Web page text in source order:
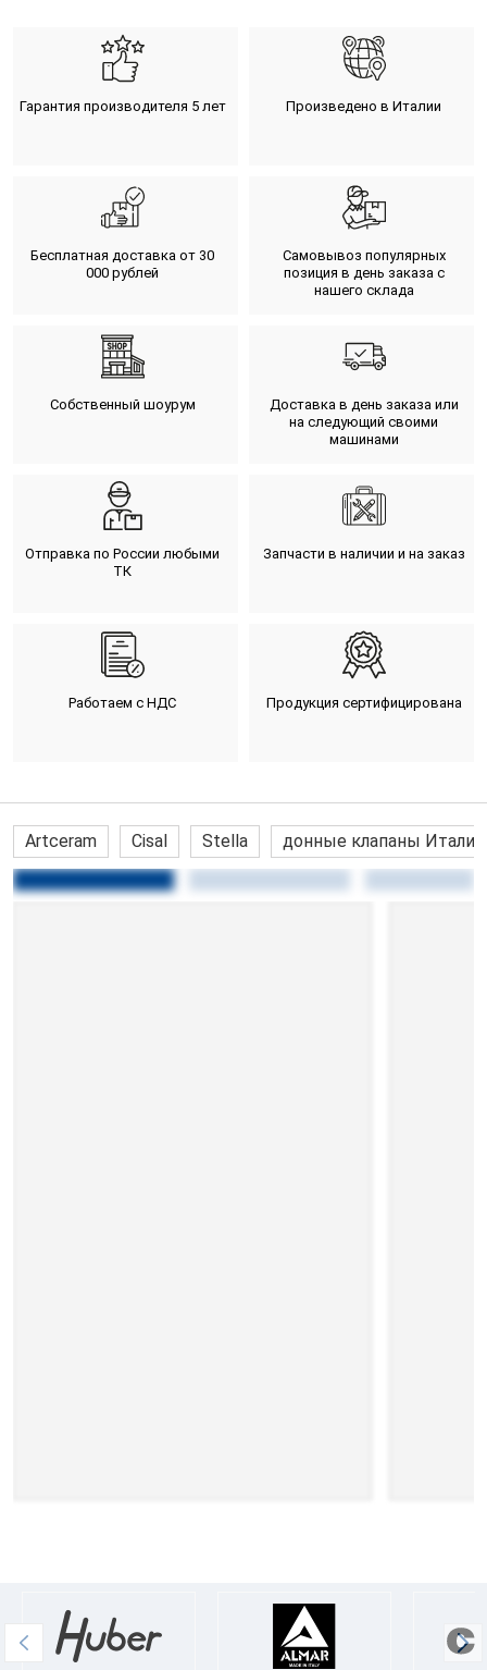
Гарантия производителя 5 лет Произведено в Италии
Бесплатная доставка от 30
000 рублей
Самовывоз популярных
позиция в день заказа с
нашего склада
Собственный шоурум
Доставка в день заказа или
на следующий своими
машинами
Отправка по России любыми
ТК
Запчасти в наличии и на заказ
Работаем с НДС Продукция сертифицирована
Artceram Cisal Stella донные клапаны Италия